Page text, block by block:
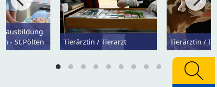
Tierärztin / Tierarzt Tierärztin /
- St.Pölten